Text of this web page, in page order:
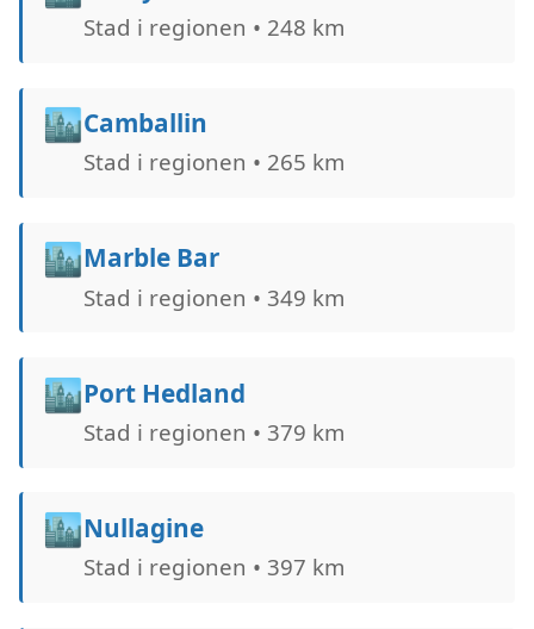
Stad i regionen • 248 km
🏙️Camballin
Stad i regionen • 265 km
🏙️Marble Bar
Stad i regionen • 349 km
🏙️Port Hedland
Stad i regionen • 379 km
🏙️Nullagine
Stad i regionen • 397 km